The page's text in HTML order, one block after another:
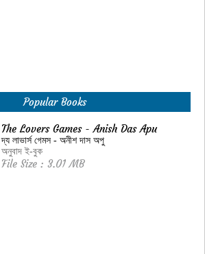
Popular Books
The Lovers Games - Anish Das Apu
দ্য লাভার্স গেমস - অনীশ দাস অপু
অনুবাদ ই-বুক
File Size : 3.01 MB